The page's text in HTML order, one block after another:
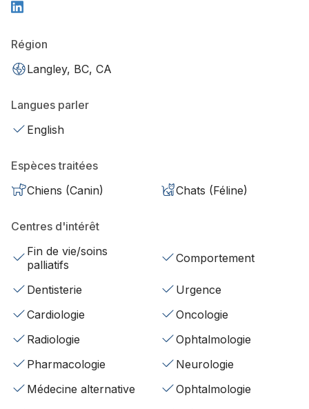
Région
Langley, BC, CA
Langues parler
English
Espèces traitées
Chiens (Canin)
Chats (Féline)
Centres d'intérêt
Fin de vie/soins
palliatifs
Comportement
Dentisterie
Urgence
Cardiologie
Oncologie
Radiologie
Ophtalmologie
Pharmacologie
Neurologie
Médecine alternative
Ophtalmologie